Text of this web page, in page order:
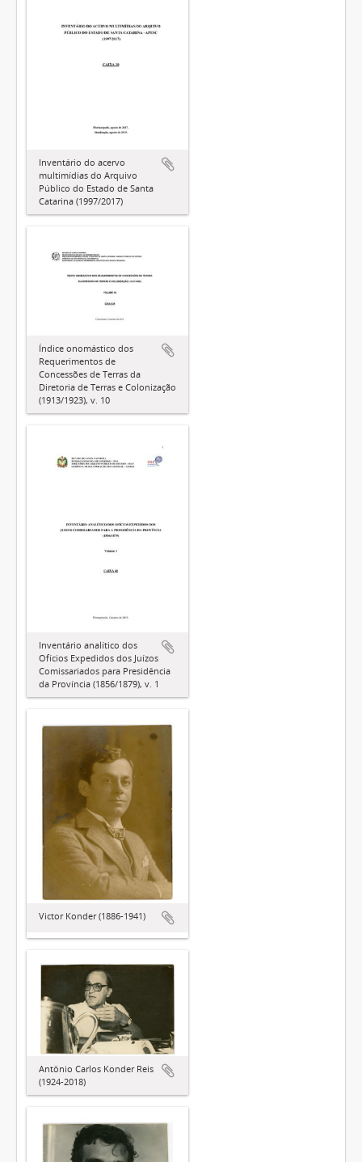
Inventário do acervo
multimídias do Arquivo
Público do Estado de Santa
Catarina (1997/2017)
Índice onomástico dos
Requerimentos de
Concessões de Terras da
Diretoria de Terras e Colonização
(1913/1923), v. 10
Inventário analítico dos
Ofícios Expedidos dos Juízos
Comissariados para Presidência
da Província (1856/1879), v. 1
Victor Konder (1886-1941)
Antônio Carlos Konder Reis
(1924-2018)